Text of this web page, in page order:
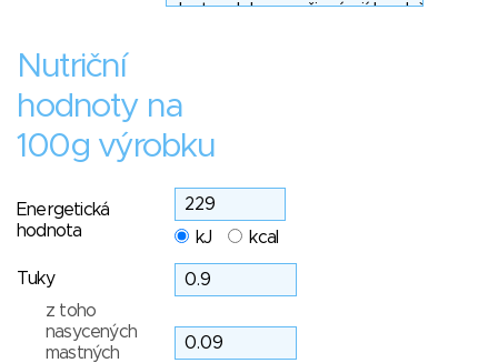
Nutriční
hodnoty na
100g výrobku
Energetická
hodnota
kJ kcal
Tuky
z toho
nasycených
mastných